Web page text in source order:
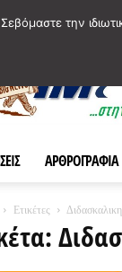
ΑΡΘΡΟΓΡΑΦΙΑ
Ετικέτες
την